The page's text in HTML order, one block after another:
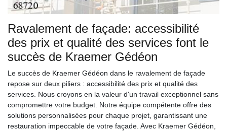
Ravalement de façade: accessibilité
des prix et qualité des services font le
succès de Kraemer Gédéon
Le succès de Kraemer Gédéon dans le ravalement de façade
repose sur deux piliers : accessibilité des prix et qualité des
services. Nous croyons en la valeur d'un travail exceptionnel sans
compromettre votre budget. Notre équipe compétente offre des
solutions personnalisées pour chaque projet, garantissant une
restauration impeccable de votre façade. Avec Kraemer Gédéon,